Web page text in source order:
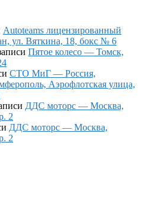
Autoteams лицензированный
ул. Вяткина, 18, бокс № 6
Пятое колесо — Томск,
СТО МиГ — Россия,
Аэрофлотская улица,
ДДС моторс — Москва,
2
ДДС моторс — Москва,
2